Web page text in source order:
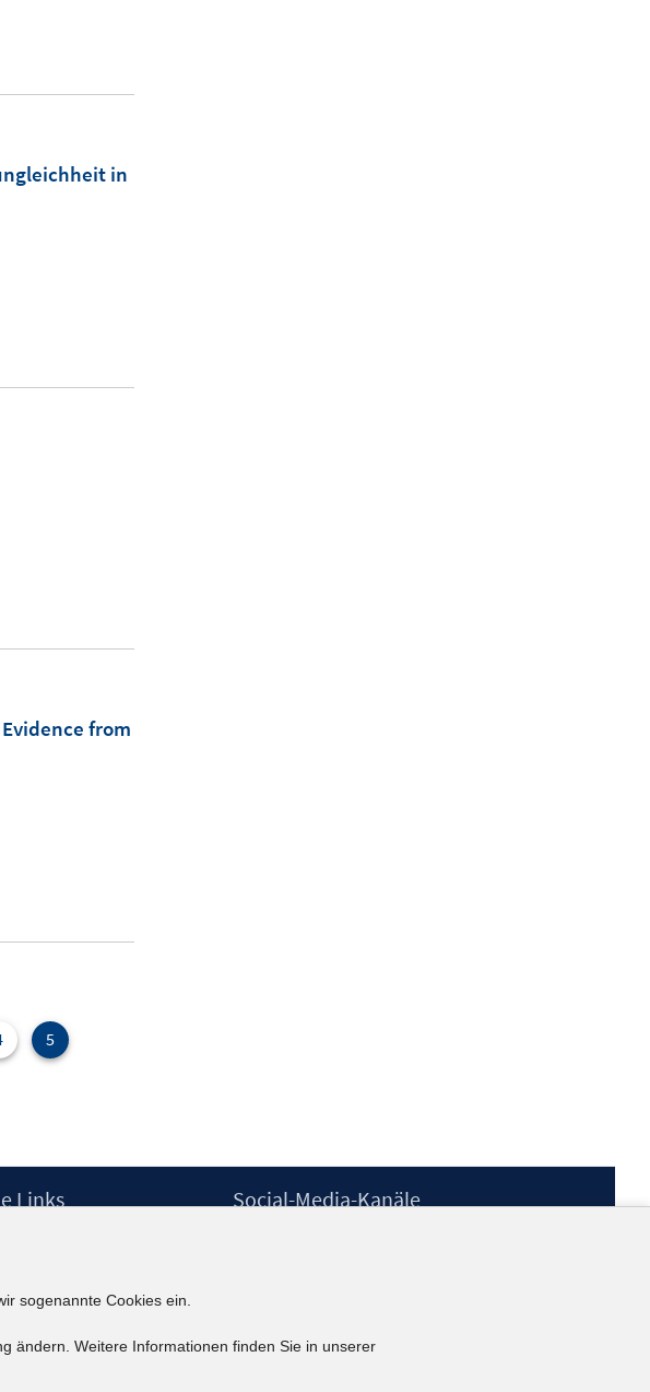
in
from
5
Links
Barrierefreiheit
Social-Media-Kanäle
kununu
sogenannte Cookies ein.
ändern. Weitere Informationen finden Sie in unserer